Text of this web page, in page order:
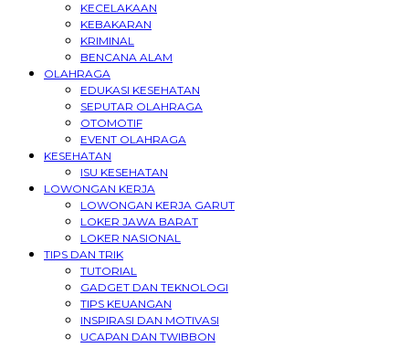
KECELAKAAN
KEBAKARAN
KRIMINAL
BENCANA ALAM
OLAHRAGA
EDUKASI KESEHATAN
SEPUTAR OLAHRAGA
OTOMOTIF
EVENT OLAHRAGA
KESEHATAN
ISU KESEHATAN
LOWONGAN KERJA
LOWONGAN KERJA GARUT
LOKER JAWA BARAT
LOKER NASIONAL
TIPS DAN TRIK
TUTORIAL
GADGET DAN TEKNOLOGI
TIPS KEUANGAN
INSPIRASI DAN MOTIVASI
UCAPAN DAN TWIBBON